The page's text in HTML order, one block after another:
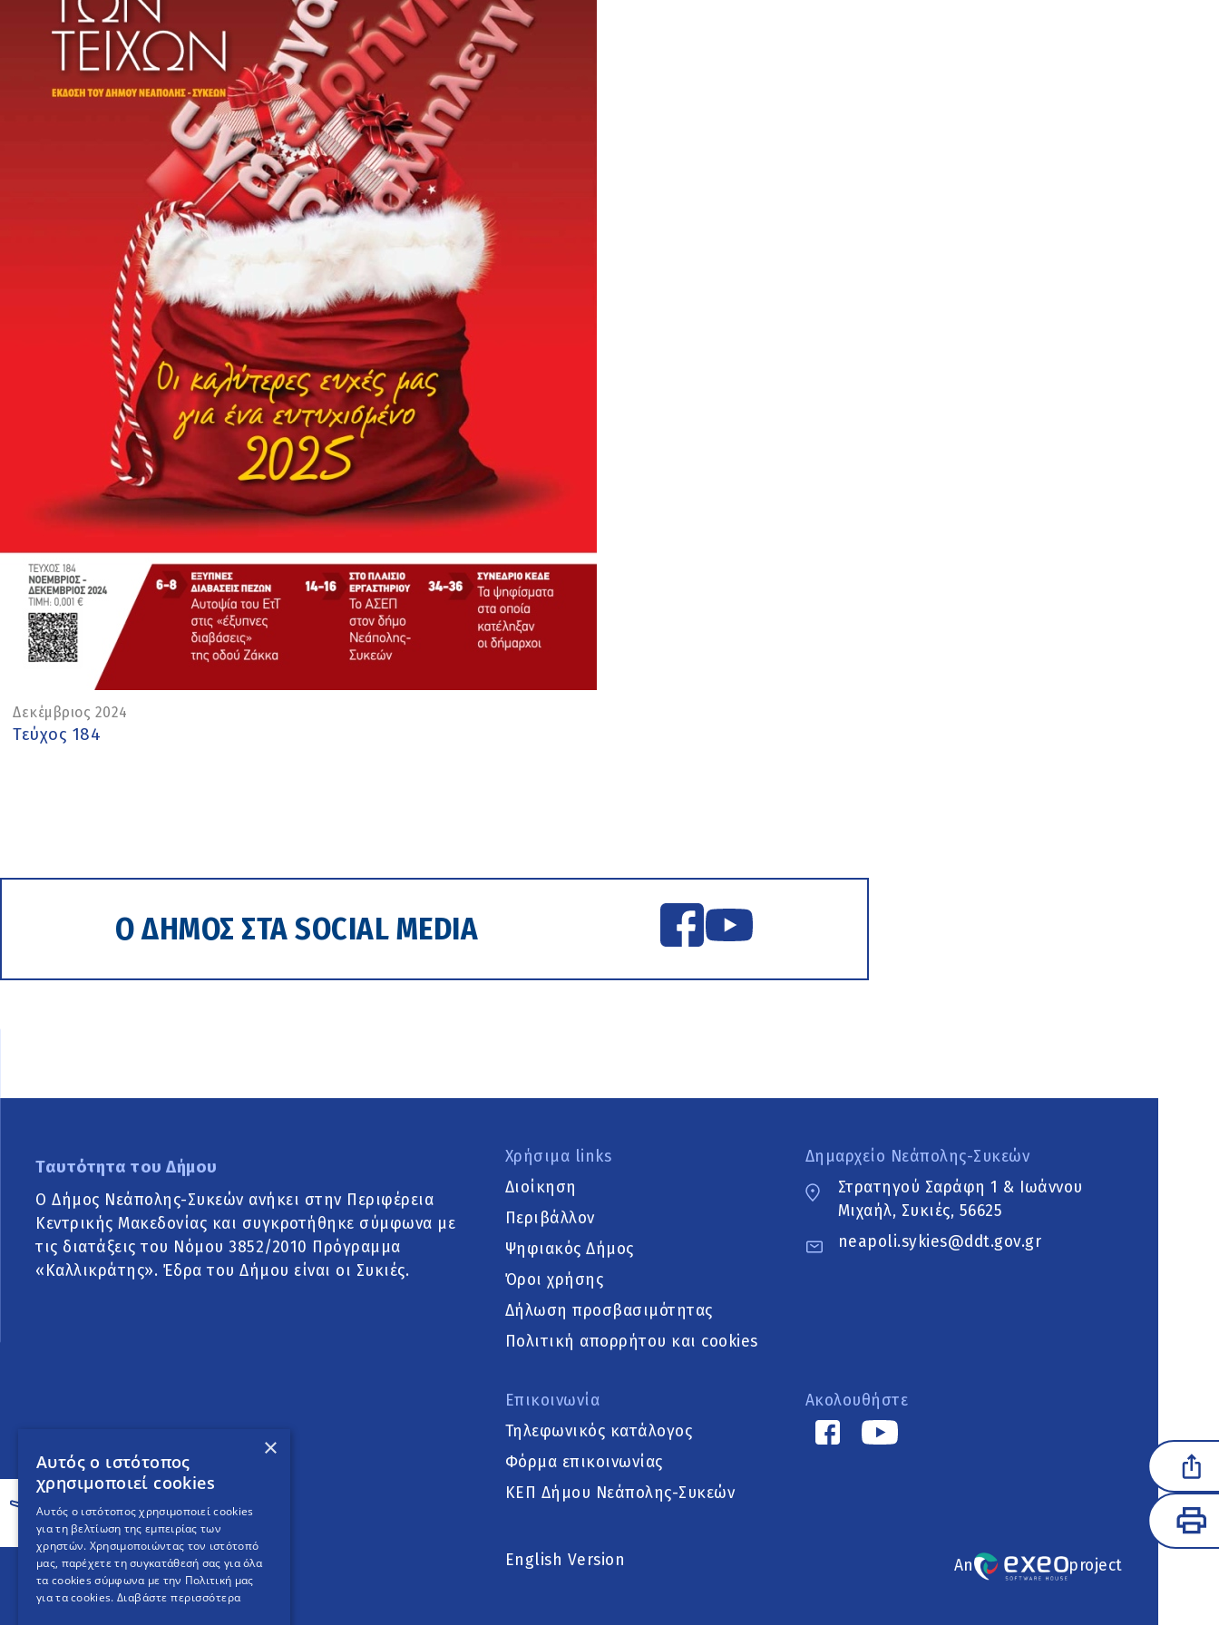
Δεκέμβριος 2024
Τεύχος 184
Ο ΔΗΜΟΣ ΣΤΑ SOCIAL MEDIA
Ταυτότητα του Δήμου
Ο Δήμος Νεάπολης-Συκεών ανήκει στην Περιφέρεια
Κεντρικής Μακεδονίας και συγκροτήθηκε σύμφωνα με
τις διατάξεις του Νόμου 3852/2010 Πρόγραμμα
«Καλλικράτης». Έδρα του Δήμου είναι οι Συκιές.
Χρήσιμα links
Διοίκηση
Περιβάλλον
Ψηφιακός Δήμος
Όροι χρήσης
Δήλωση προσβασιμότητας
Πολιτική απορρήτου και cookies
Επικοινωνία
Τηλεφωνικός κατάλογος
Φόρμα επικοινωνίας
ΚΕΠ Δήμου Νεάπολης-Συκεών
Δημαρχείο Νεάπολης-Συκεών
Στρατηγού Σαράφη 1 & Ιωάννου
Μιχαήλ, Συκιές, 56625
neapoli.sykies@ddt.gov.gr
Ακολουθήστε
English Version An project
×
Αυτός ο ιστότοπος
χρησιμοποιεί cookies
Αυτός ο ιστότοπος χρησιμοποιεί cookies
για τη βελτίωση της εμπειρίας των
χρηστών. Χρησιμοποιώντας τον ιστότοπό
μας, παρέχετε τη συγκατάθεσή σας για όλα
τα cookies σύμφωνα με την Πολιτική μας
για τα cookies. Διαβάστε περισσότερα